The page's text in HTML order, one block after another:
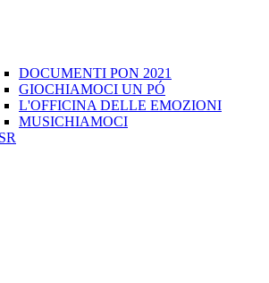
DOCUMENTI PON 2021
GIOCHIAMOCI UN PÓ
L'OFFICINA DELLE EMOZIONI
MUSICHIAMOCI